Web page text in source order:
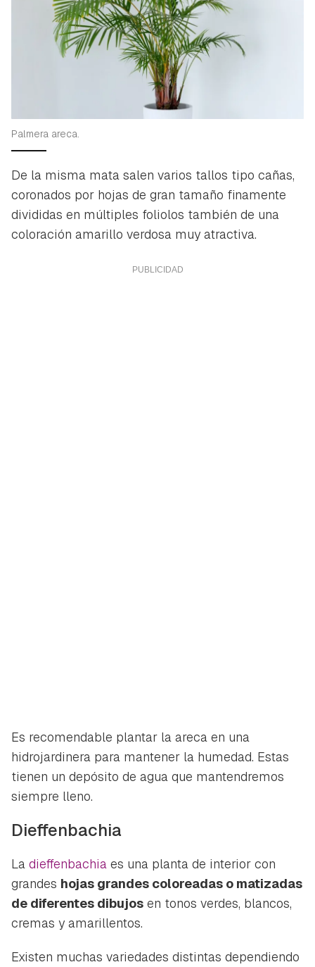
iniciar sesión con tu cuenta de Hogarmanía.
INICIAR SESIÓN CANCELAR
Palmera areca.
De la misma mata salen varios tallos tipo cañas,
coronados por hojas de gran tamaño finamente
divididas en múltiples foliolos también de una
coloración amarillo verdosa muy atractiva.
Es recomendable plantar la areca en una
hidrojardinera para mantener la humedad. Estas
tienen un depósito de agua que mantendremos
siempre lleno.
Dieffenbachia
La dieffenbachia es una planta de interior con
grandes hojas grandes coloreadas o matizadas
de diferentes dibujos en tonos verdes, blancos,
cremas y amarillentos.
Existen muchas variedades distintas dependiendo
ACEPTAR